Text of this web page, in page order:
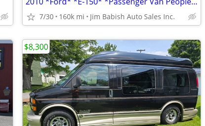
7/30 160k mi Jim Babish Auto Sales Inc.
$8,300